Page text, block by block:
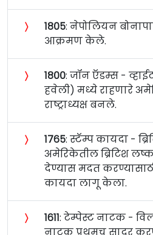
〉 १८०५: नेपोलियन
आक्रमण केले.
〉 १८००: जॉन ऍडम्स -
हवेली) मध्ये राहणारे
राष्ट्राध्यक्ष बनले.
〉 १७६५: स्टॅम्प कायदा -
अमेरिकेतील ब्रिटिश
देण्यास मदत
कायदा लागू केला.
〉 १६११: टेम्पेस्ट नाटक -